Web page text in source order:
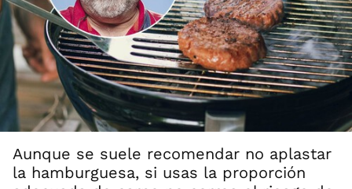
Aunque se suele recomendar no aplastar
la hamburguesa, si usas la proporción